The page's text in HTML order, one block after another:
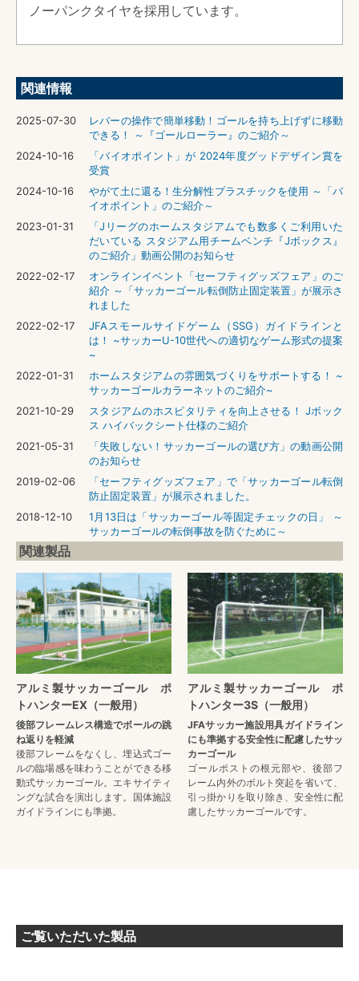
ノーパンクタイヤを採用しています。
関連情報
2025-07-30
レバーの操作で簡単移動！ゴールを持ち上げずに移動
できる！ ～『ゴールローラー』のご紹介～
2024-10-16
「バイオポイント」が 2024年度グッドデザイン賞を
受賞
2024-10-16
やがて土に還る！生分解性プラスチックを使用 ～「バ
イオポイント」のご紹介～
2023-01-31
「Jリーグのホームスタジアムでも数多くご利用いた
だいている スタジアム用チームベンチ『Jボックス』
のご紹介」動画公開のお知らせ
2022-02-17
オンラインイベント「セーフティグッズフェア」のご
紹介 ～「サッカーゴール転倒防止固定装置」が展示さ
れました
2022-02-17
JFAスモールサイドゲーム（SSG）ガイドラインと
は！ ~サッカーU-10世代への適切なゲーム形式の提案
~
2022-01-31
ホームスタジアムの雰囲気づくりをサポートする！ ~
サッカーゴールカラーネットのご紹介~
2021-10-29
スタジアムのホスピタリティを向上させる！ Jボック
ス ハイバックシート仕様のご紹介
2021-05-31
「失敗しない！サッカーゴールの選び方」の動画公開
のお知らせ
2019-02-06
「セーフティグッズフェア」で「サッカーゴール転倒
防止固定装置」が展示されました。
2018-12-10
1月13日は「サッカーゴール等固定チェックの日」 ～
サッカーゴールの転倒事故を防ぐために～
関連製品
アルミ製サッカーゴール ポ
トハンターEX（一般用）
後部フレームレス構造でボールの跳
ね返りを軽減
後部フレームをなくし、埋込式ゴー
ルの臨場感を味わうことができる移
動式サッカーゴール。エキサイティ
ングな試合を演出します。国体施設
ガイドラインにも準拠。
アルミ製サッカーゴール ポ
トハンター3S（一般用）
JFAサッカー施設用具ガイドライン
にも準拠する安全性に配慮したサッ
カーゴール
ゴールポストの根元部や、後部フ
レーム内外のボルト突起を省いて、
引っ掛かりを取り除き、安全性に配
慮したサッカーゴールです。
ご覧いただいた製品